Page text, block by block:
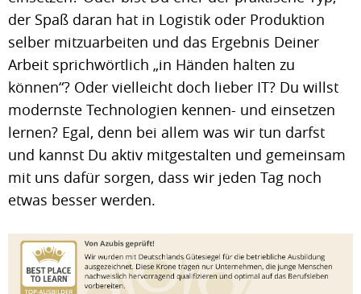
der Spaß daran hat in Logistik oder Produktion
selber mitzuarbeiten und das Ergebnis Deiner
Arbeit sprichwörtlich „in Händen halten zu
können“? Oder vielleicht doch lieber IT? Du willst
modernste Technologien kennen- und einsetzen
lernen? Egal, denn bei allem was wir tun darfst
und kannst Du aktiv mitgestalten und gemeinsam
mit uns dafür sorgen, dass wir jeden Tag noch
etwas besser werden.